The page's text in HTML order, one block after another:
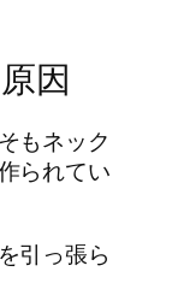
因
もネック
られてい
引っ張ら